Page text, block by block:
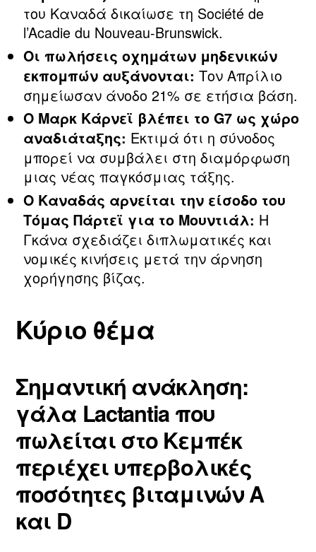
του Καναδά δικαίωσε τη Société de
l’Acadie du Nouveau-Brunswick.
Οι πωλήσεις οχημάτων μηδενικών
εκπομπών αυξάνονται: Τον Απρίλιο
σημείωσαν άνοδο 21% σε ετήσια βάση.
Ο Μαρκ Κάρνεϊ βλέπει το G7 ως χώρο
αναδιάταξης: Εκτιμά ότι η σύνοδος
μπορεί να συμβάλει στη διαμόρφωση
μιας νέας παγκόσμιας τάξης.
Ο Καναδάς αρνείται την είσοδο του
Τόμας Πάρτεϊ για το Μουντιάλ: Η
Γκάνα σχεδιάζει διπλωματικές και
νομικές κινήσεις μετά την άρνηση
χορήγησης βίζας.
Κύριο θέμα
Σημαντική ανάκληση:
γάλα Lactantia που
πωλείται στο Κεμπέκ
περιέχει υπερβολικές
ποσότητες βιταμινών A
και D